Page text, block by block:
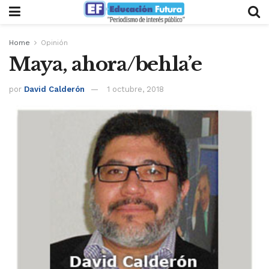
Home Opinión
Maya, ahora/behla’e
por David Calderón 1 octubre, 2018